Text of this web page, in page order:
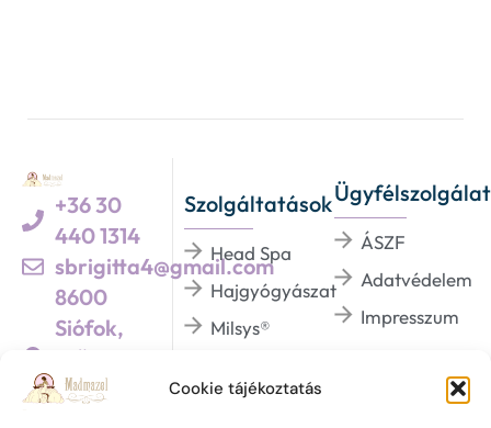
Cookie tájékoztatás
+36 30
440 1314
sbrigitta4@gmail.com
8600
Siófok,
Szűcs u. 5.
/Üzletek háza 1.
emeletén/
Szolgáltatások
Head Spa
Hajgyógyászat
Milsys®
BHSYS®
Ügyfélszolgálat
ÁSZF
Adatvédelem
Impresszum